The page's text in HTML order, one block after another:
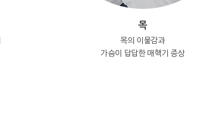
목
목의 이물감과
가슴이 답답한 매핵기 증상